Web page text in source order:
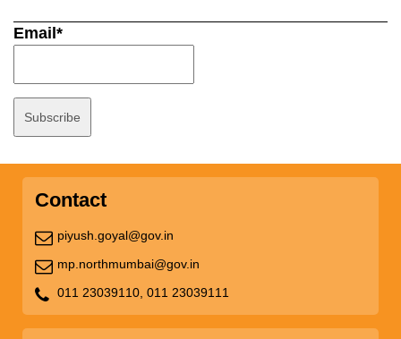
Email*
Contact
piyush.goyal@gov.in
mp.northmumbai@gov.in
011 23039110, 011 23039111